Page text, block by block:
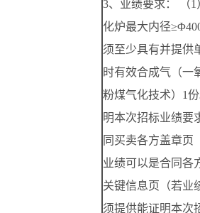
3、业绩要求： （
化炉最大内径
须至少具有并提供
时有效合成气（一
粉煤气化技术）1
明本次招标业绩要
同买卖各方盖章页
业绩可以是合同各
关键信息页（若业
须提供能证明本次